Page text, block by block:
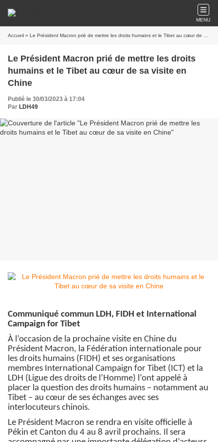
MENU
Accueil » Le Président Macron prié de mettre les droits humains et le Tibet au cœur de sa visite en Chine
Le Président Macron prié de mettre les droits
humains et le Tibet au cœur de sa visite en
Chine
Publié le 30/03/2023 à 17:04
Par LDH49
Communiqué commun LDH, FIDH et International
Campaign for Tibet
À l’occasion de la prochaine visite en Chine du
Président Macron, la Fédération internationale pour
les droits humains (FIDH) et ses organisations
membres International Campaign for Tibet (ICT) et la
LDH (Ligue des droits de l’Homme) l’ont appelé à
placer la question des droits humains – notamment au
Tibet – au cœur de ses échanges avec ses
interlocuteurs chinois.
Le Président Macron se rendra en visite officielle à
Pékin et Canton du 4 au 8 avril prochains. Il sera